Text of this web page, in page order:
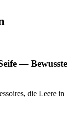
— Bewusste
die Leere in